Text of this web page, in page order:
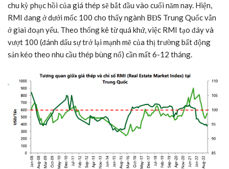
chu kỳ phục hồi của giá thép sẽ bắt đầu vào cuối năm nay. Hiện,
RMI đang ở dưới mốc 100 cho thấy ngành BĐS Trung Quốc vẫn
ở giai đoạn yếu. Theo thống kê từ quá khứ, việc RMI tạo đáy và
vượt 100 (đánh dấu sự trở lại mạnh mẽ của thị trường bất động
sản kéo theo nhu cầu thép bùng nổ) cần mất 6-12 tháng.